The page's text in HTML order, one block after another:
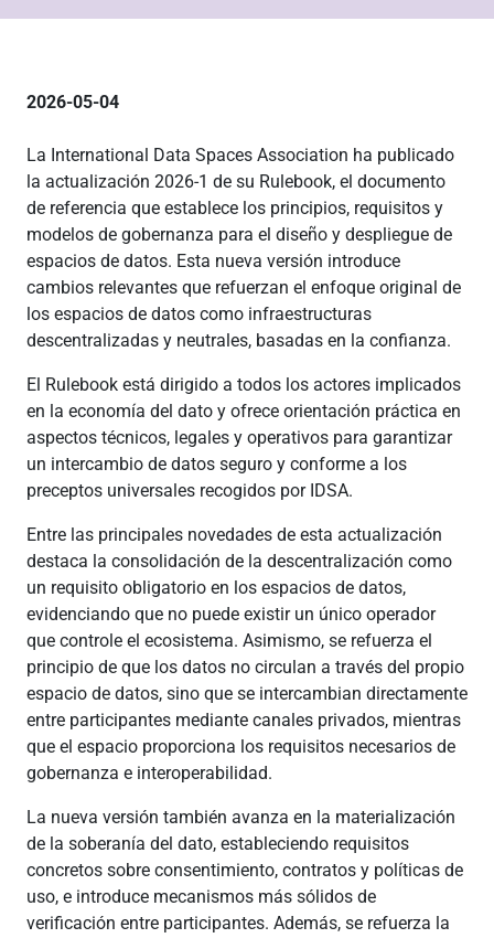
2026-05-04
La International Data Spaces Association ha publicado
la actualización 2026-1 de su Rulebook, el documento
de referencia que establece los principios, requisitos y
modelos de gobernanza para el diseño y despliegue de
espacios de datos. Esta nueva versión introduce
cambios relevantes que refuerzan el enfoque original de
los espacios de datos como infraestructuras
descentralizadas y neutrales, basadas en la confianza.
El Rulebook está dirigido a todos los actores implicados
en la economía del dato y ofrece orientación práctica en
aspectos técnicos, legales y operativos para garantizar
un intercambio de datos seguro y conforme a los
preceptos universales recogidos por IDSA.
Entre las principales novedades de esta actualización
destaca la consolidación de la descentralización como
un requisito obligatorio en los espacios de datos,
evidenciando que no puede existir un único operador
que controle el ecosistema. Asimismo, se refuerza el
principio de que los datos no circulan a través del propio
espacio de datos, sino que se intercambian directamente
entre participantes mediante canales privados, mientras
que el espacio proporciona los requisitos necesarios de
gobernanza e interoperabilidad.
La nueva versión también avanza en la materialización
de la soberanía del dato, estableciendo requisitos
concretos sobre consentimiento, contratos y políticas de
uso, e introduce mecanismos más sólidos de
verificación entre participantes. Además, se refuerza la